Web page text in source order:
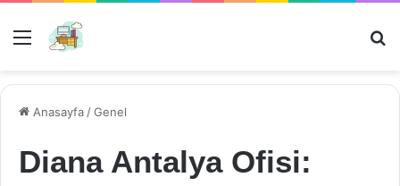
Menü
Anasayfa /Genel
Diana Antalya Ofisi: